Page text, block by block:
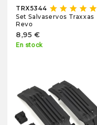
TRX5344 star star star star star
Set Salvaservos Traxxas
Revo
8,95 €
En stock